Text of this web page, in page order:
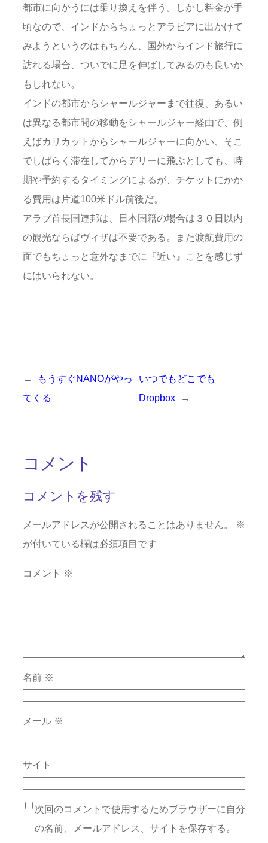
都市に向かうには乗り換えを伴う。しかし料金が手
頃なので、インドからちょっとアラビアに出かけて
みようというのはもちろん、国外からインド旅行に
訪れる場合、ついでに足を伸ばしてみるのも良いか
もしれない。
インドの都市からシャールジャーまで往復、あるい
は異なる都市間の移動をシャールジャー経由で、例
えばカリカットからシャールジャーに向かい、そこ
でしばらく滞在してからデリーに飛ぶとしても、時
期や予約するタイミングによるが、チケットにかか
る費用は片道100米ドル前後だ。
アラブ首長国連邦は、日本国籍の場合は３０日以内
の観光ならばヴィザは不要である。また渡航費用の
面でもちょっと意外なまでに『近い』ことを感じず
にはいられない。
←
もうすぐNANOがやっ
てくる
いつでもどこでも
Dropbox
→
コメント
コメントを残す
メールアドレスが公開されることはありません。
※
が付いている欄は必須項目です
コメント ※
名前 ※
メール ※
サイト
次回のコメントで使用するためブラウザーに自分
の名前、メールアドレス、サイトを保存する。